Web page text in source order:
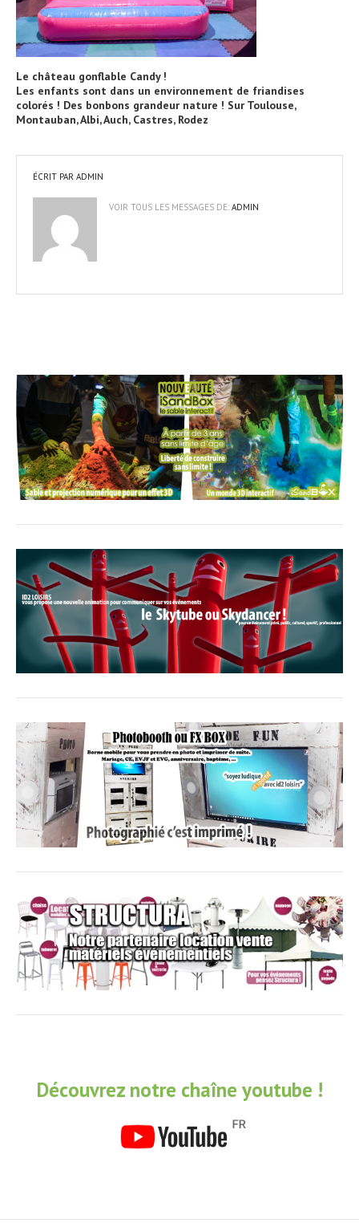
Le château gonflable Candy !
Les enfants sont dans un environnement de friandises
colorés ! Des bonbons grandeur nature ! Sur Toulouse,
Montauban, Albi, Auch, Castres, Rodez
ÉCRIT PAR ADMIN
VOIR TOUS LES MESSAGES DE: ADMIN
Découvrez notre chaîne youtube !